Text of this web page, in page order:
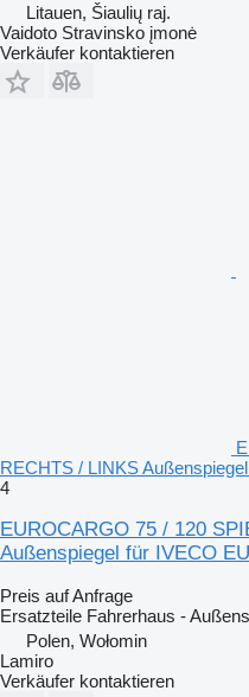
Litauen, Šiaulių raj.
Vaidoto Stravinsko įmonė
Verkäufer kontaktieren
RECHTS / LINKS
4
EUROCARGO 75 / 120
Außenspiegel für IVECO
Preis auf Anfrage
Ersatzteile Fahrerhaus -
Polen, Wołomin
Lamiro
Verkäufer kontaktieren